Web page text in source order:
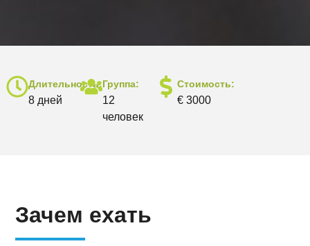
Длительность:
8 дней
Группа:
12
человек
Стоимость:
€ 3000
Зачем ехать